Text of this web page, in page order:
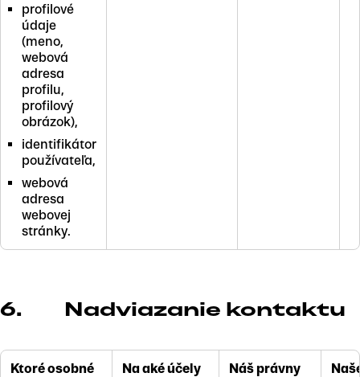
profilové
údaje
(meno,
webová
adresa
profilu,
profilový
obrázok),
identifikátor
používateľa,
webová
adresa
webovej
stránky.
6. Nadviazanie kontaktu
Ktoré osobné
Na aké účely
Náš právny